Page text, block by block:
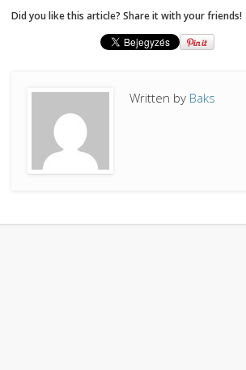
Did you like this article? Share it with your friends!
Written by Baks